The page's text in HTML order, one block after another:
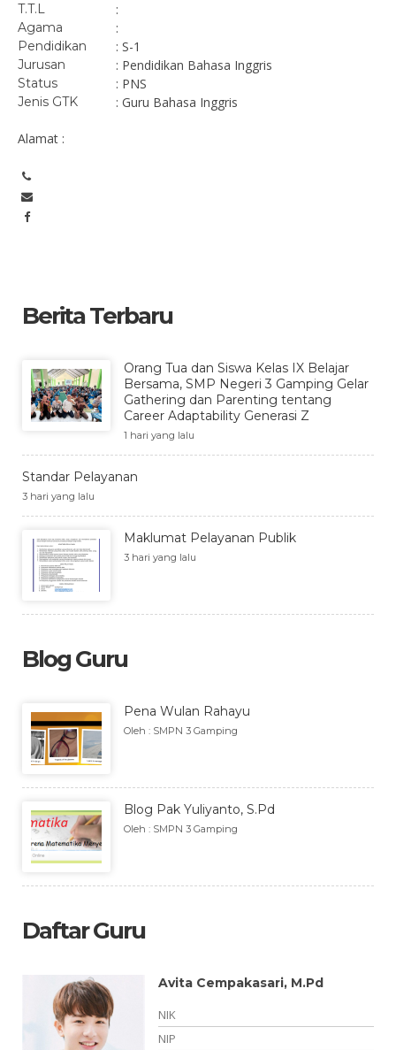
T.T.L :
Agama :
Pendidikan : S-1
Jurusan : Pendidikan Bahasa Inggris
Status : PNS
Jenis GTK : Guru Bahasa Inggris
Alamat :
Berita Terbaru
Orang Tua dan Siswa Kelas IX Belajar
Bersama, SMP Negeri 3 Gamping Gelar
Gathering dan Parenting tentang
Career Adaptability Generasi Z
1 hari yang lalu
Standar Pelayanan
3 hari yang lalu
Maklumat Pelayanan Publik
3 hari yang lalu
Blog Guru
Pena Wulan Rahayu
Oleh : SMPN 3 Gamping
Blog Pak Yuliyanto, S.Pd
Oleh : SMPN 3 Gamping
Daftar Guru
Avita Cempakasari, M.Pd
NIK
NIP